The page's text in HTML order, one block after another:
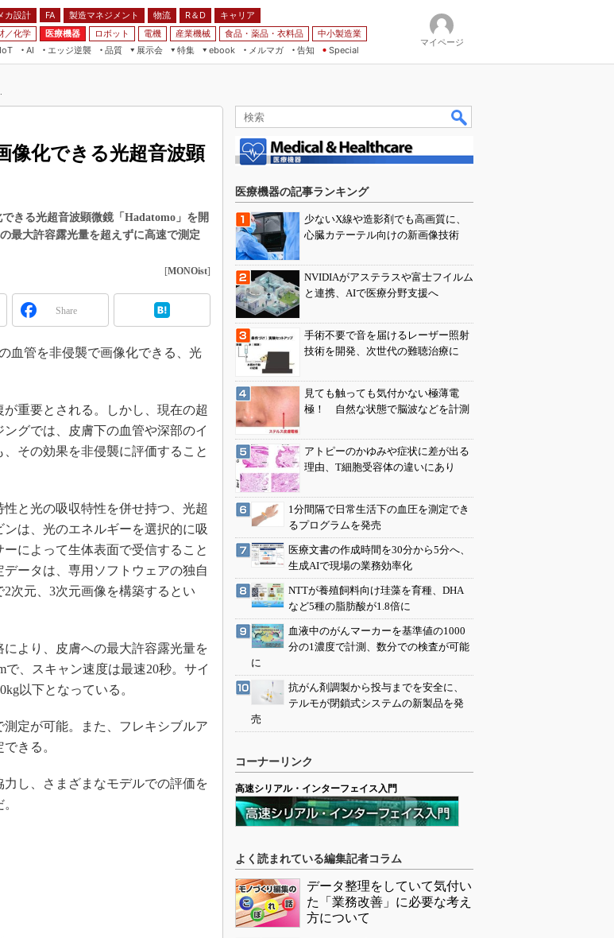
カ設計 FA 製造マネジメント 物流 R＆D
キャリア
／化学 医療機器 ロボット 電機 産業機械 食品・薬品・衣料品
中小製造業
IoT
AI
エッジ逆襲 品質
展示会
FRONTIER
のづくりワールド
WORLD
プンネット展
特集
VR／AR
フィールドサービス
組み込み画像技術
組み込みモデリング
ISO26262
3Dプリンタ
S＆OP
インダストリー4.0
イノベーション
メイドインジャパン
植物工場
知財マネジメント
海外生産
新型コロナへの対応
ebook
モビリティ
メルマガ
告知 Special
マイページ
像化できる光超音波顕
きる光超音波顕微鏡「Hadatomo」を開
最大許容露光量を超えずに高速で測定
[MONOist]
Share
血管を非侵襲で画像化できる、光
重要とされる。しかし、現在の超
グでは、皮膚下の血管や深部のイ
その効果を非侵襲に評価すること
と光の吸収特性を併せ持つ、光超
は、光のエネルギーを選択的に吸
によって生体表面で受信すること
ータは、専用ソフトウェアの独自
次元、3次元画像を構築するとい
より、皮膚への最大許容露光量を
、スキャン速度は最速20秒。サイ
以下となっている。
定が可能。また、フレキシブルア
きる。
し、さまざまなモデルでの評価を
医療機器の記事ランキング
少ないX線や造影剤でも高画質に、
心臓カテーテル向けの新画像技術
NVIDIAがアステラスや富士フイルム
と連携、AIで医療分野支援へ
手術不要で音を届けるレーザー照射
技術を開発、次世代の難聴治療に
見ても触っても気付かない極薄電
極！ 自然な状態で脳波などを計測
アトピーのかゆみや症状に差が出る
理由、T細胞受容体の違いにあり
1分間隔で日常生活下の血圧を測定でき
るプログラムを発売
医療文書の作成時間を30分から5分へ、
生成AIで現場の業務効率化
NTTが養殖飼料向け珪藻を育種、DHA
など5種の脂肪酸が1.8倍に
血液中のがんマーカーを基準値の1000
分の1濃度で計測、数分での検査が可能
に
抗がん剤調製から投与までを安全に、
テルモが閉鎖式システムの新製品を発
売
コーナーリンク
高速シリアル・インターフェイス入門
よく読まれている編集記者コラム
データ整理をしていて気付い
た「業務改善」に必要な考え
方について